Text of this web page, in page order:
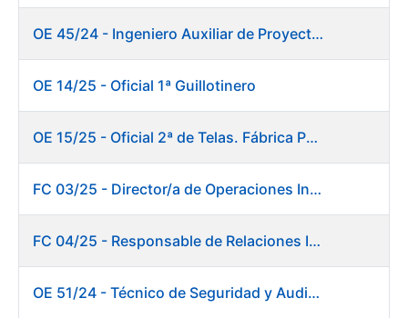
OE 45/24 - Ingeniero Auxiliar de Proyectos. Investigación y Desarrollo
OE 14/25 - Oficial 1ª Guillotinero
OE 15/25 - Oficial 2ª de Telas. Fábrica Papel
FC 03/25 - Director/a de Operaciones Industriales
FC 04/25 - Responsable de Relaciones Institucionales y Coordinación de Presidencia
OE 51/24 - Técnico de Seguridad y Auditoría Informática